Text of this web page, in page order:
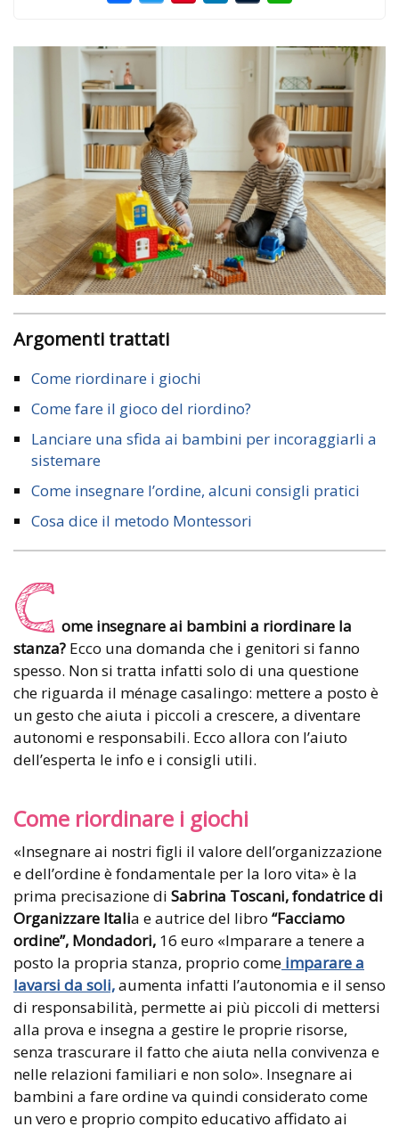
Argomenti trattati
Come riordinare i giochi
Come fare il gioco del riordino?
Lanciare una sfida ai bambini per incoraggiarli a
sistemare
Come insegnare l’ordine, alcuni consigli pratici
Cosa dice il metodo Montessori
C ome insegnare ai bambini a riordinare la
stanza? Ecco una domanda che i genitori si fanno
spesso. Non si tratta infatti solo di una questione
che riguarda il ménage casalingo: mettere a posto è
un gesto che aiuta i piccoli a crescere, a diventare
autonomi e responsabili. Ecco allora con l’aiuto
dell’esperta le info e i consigli utili.
Come riordinare i giochi
«Insegnare ai nostri figli il valore dell’organizzazione
e dell’ordine è fondamentale per la loro vita» è la
prima precisazione di Sabrina Toscani, fondatrice di
Organizzare Italia e autrice del libro “Facciamo
ordine”, Mondadori, 16 euro «Imparare a tenere a
posto la propria stanza, proprio come imparare a
lavarsi da soli,aumenta infatti l’autonomia e il senso
di responsabilità, permette ai più piccoli di mettersi
alla prova e insegna a gestire le proprie risorse,
senza trascurare il fatto che aiuta nella convivenza e
nelle relazioni familiari e non solo». Insegnare ai
bambini a fare ordine va quindi considerato come
un vero e proprio compito educativo affidato ai